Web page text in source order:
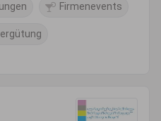
Firmenevents